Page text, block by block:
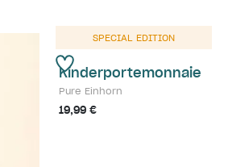
SPECIAL EDITION
Kinderportemonnaie
Pure Einhorn
19,99 €